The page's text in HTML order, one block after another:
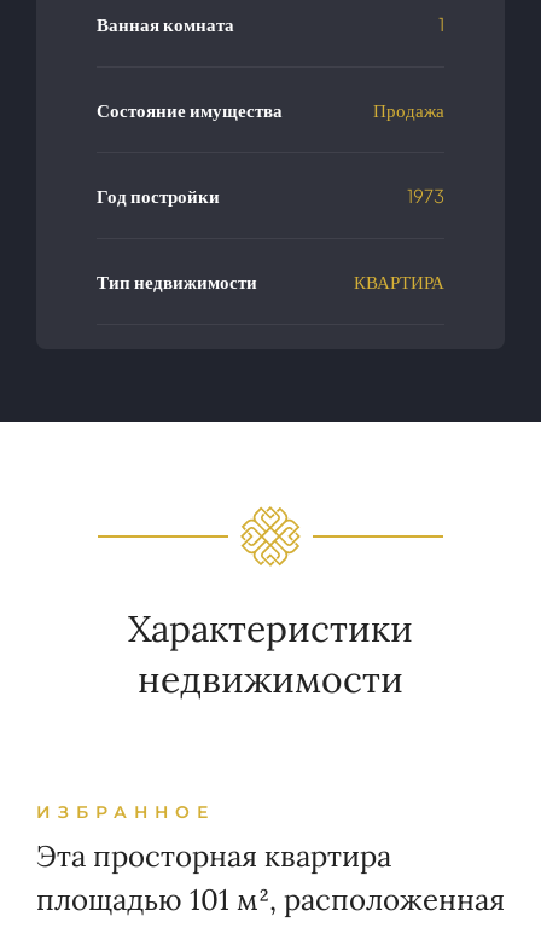
Ванная комната 1
Состояние имущества Продажа
Год постройки 1973
Тип недвижимости КВАРТИРА
Характеристики
недвижимости
ИЗБРАННОЕ
Эта просторная квартира
площадью 101 м², расположенная